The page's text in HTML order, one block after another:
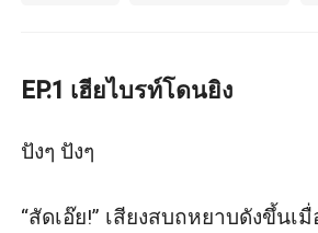
EP.1 เฮียไบรท์โดนยิง
ปังๆ ปังๆ
“สัดเอ๊ย!” เสียงสบถหยาบดังขึ้นเ